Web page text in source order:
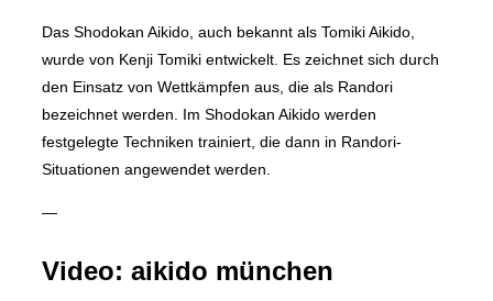
Das Shodokan Aikido, auch bekannt als Tomiki Aikido,
wurde von Kenji Tomiki entwickelt. Es zeichnet sich durch
den Einsatz von Wettkämpfen aus, die als Randori
bezeichnet werden. Im Shodokan Aikido werden
festgelegte Techniken trainiert, die dann in Randori-
Situationen angewendet werden.
—
Video: aikido münchen